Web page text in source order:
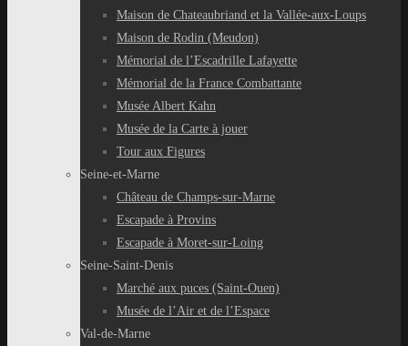
Maison de Chateaubriand et la Vallée-aux-Loups
Maison de Rodin (Meudon)
Mémorial de l’Escadrille Lafayette
Mémorial de la France Combattante
Musée Albert Kahn
Musée de la Carte à jouer
Tour aux Figures
Seine-et-Marne
Château de Champs-sur-Marne
Escapade à Provins
Escapade à Moret-sur-Loing
Seine-Saint-Denis
Marché aux puces (Saint-Ouen)
Musée de l’Air et de l’Espace
Val-de-Marne